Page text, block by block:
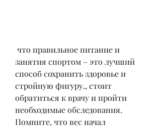
занятия спортом – это лучший
способ сохранить здоровье и
стройную фигуру., стоит
обратиться к врачу и пройти
необходимые обследования.
Помните, что вес начал